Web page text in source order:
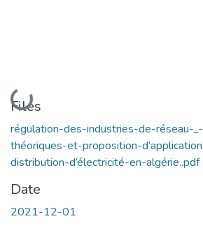
Loading...
Files
régulation-des-industries-de-réseau-
théoriques-et-proposition-
distribution-d’électricité-en-algérie..pdf
Date
2021-12-01